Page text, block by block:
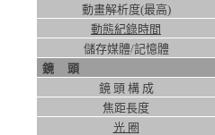
動畫解析度(最高)
動態紀錄時間
儲存媒體/記憶體
鏡 頭
鏡 頭 構 成
焦距長度
光 圈